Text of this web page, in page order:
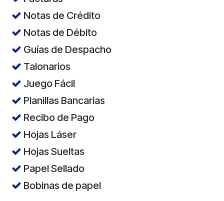
Notas de Crédito
Notas de Débito
Guías de Despacho
Talonarios
Juego Fácil
Planillas Bancarias
Recibo de Pago
Hojas Láser
Hojas Sueltas
Papel Sellado
Bobinas de papel